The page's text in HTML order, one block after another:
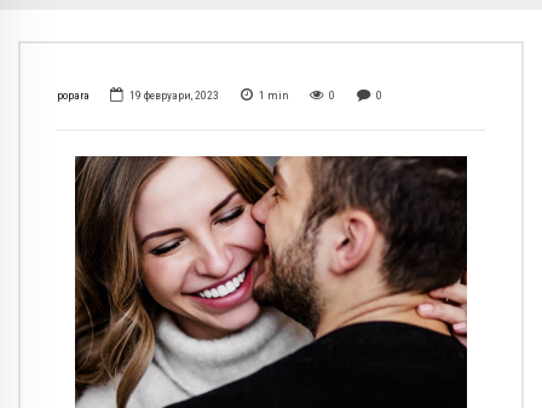
popara 19 февруари, 2023 1 min 0 0